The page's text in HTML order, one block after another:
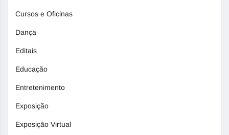
Cursos e Oficinas
Dança
Editais
Educação
Entretenimento
Exposição
Exposição Virtual